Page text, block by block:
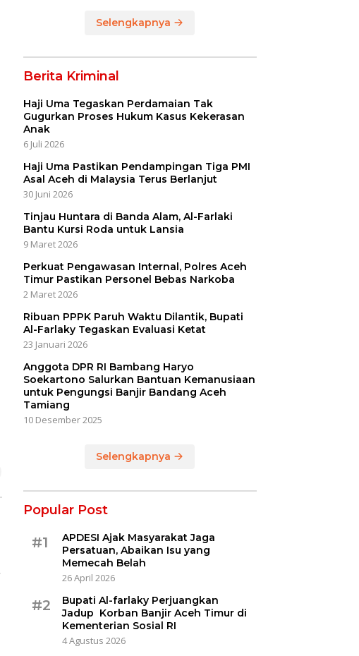
Selengkapnya
Berita Kriminal
Haji Uma Tegaskan Perdamaian Tak
Gugurkan Proses Hukum Kasus Kekerasan
Anak
6 Juli 2026
Haji Uma Pastikan Pendampingan Tiga PMI
Asal Aceh di Malaysia Terus Berlanjut
30 Juni 2026
Tinjau Huntara di Banda Alam, Al-Farlaki
Bantu Kursi Roda untuk Lansia
9 Maret 2026
Perkuat Pengawasan Internal, Polres Aceh
Timur Pastikan Personel Bebas Narkoba
2 Maret 2026
Ribuan PPPK Paruh Waktu Dilantik, Bupati
Al-Farlaky Tegaskan Evaluasi Ketat
23 Januari 2026
Anggota DPR RI Bambang Haryo
Soekartono Salurkan Bantuan Kemanusiaan
untuk Pengungsi Banjir Bandang Aceh
Tamiang
10 Desember 2025
Selengkapnya
Popular Post
#1
APDESI Ajak Masyarakat Jaga
Persatuan, Abaikan Isu yang
Memecah Belah
26 April 2026
#2
Bupati Al-farlaky Perjuangkan
Jadup Korban Banjir Aceh Timur di
Kementerian Sosial RI
4 Agustus 2026